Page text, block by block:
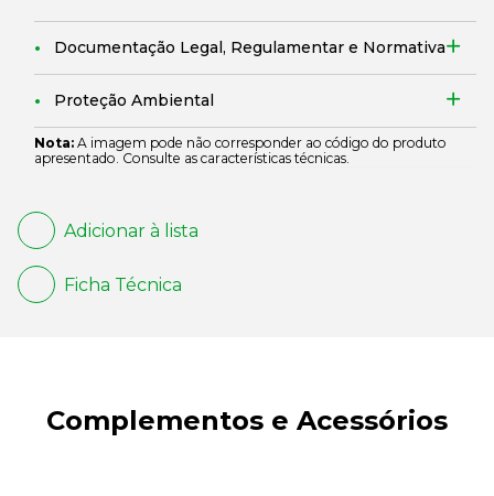
Documentação Legal, Regulamentar e Normativa
Proteção Ambiental
Nota: A imagem pode não corresponder ao código do produto
apresentado. Consulte as características técnicas.
Adicionar à lista
Ficha Técnica
Complementos e Acessórios